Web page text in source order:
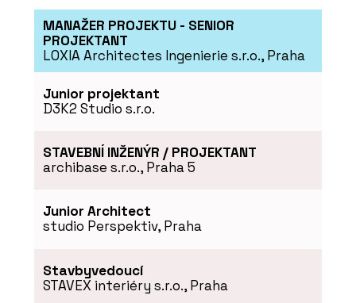
SLUŽBY
HOMES
MANAŽER PROJEKTU - SENIOR
PROJEKTANT
LOXIA Architectes Ingenierie s.r.o., Praha
Junior projektant
D3K2 Studio s.r.o.
STAVEBNÍ INŽENÝR / PROJEKTANT
archibase s.r.o., Praha 5
Junior Architect
studio Perspektiv, Praha
Stavbyvedoucí
STAVEX interiéry s.r.o., Praha